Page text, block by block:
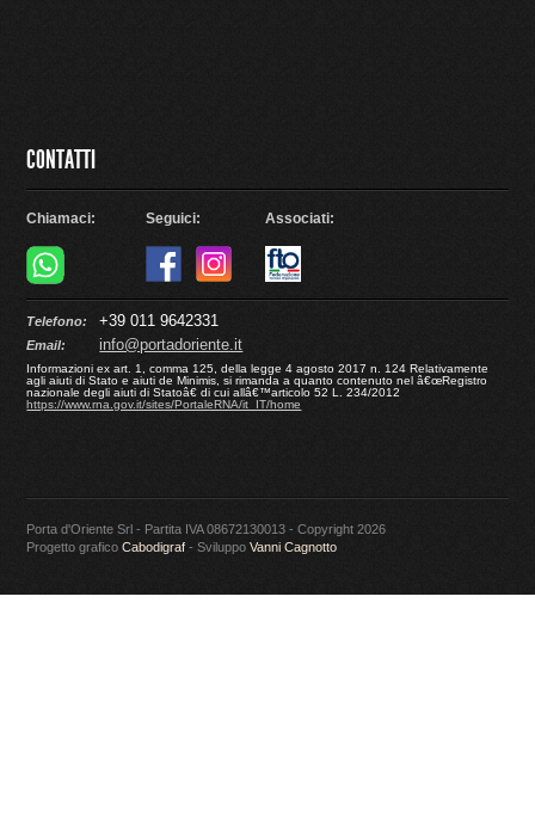
CONTATTI
Chiamaci: Seguici: Associati:
Telefono: +39 011 9642331
Email: info@portadoriente.it
Informazioni ex art. 1, comma 125, della legge 4 agosto 2017 n. 124 Relativamente
agli aiuti di Stato e aiuti de Minimis, si rimanda a quanto contenuto nel â€œRegistro
nazionale degli aiuti di Statoâ€ di cui allâ€™articolo 52 L. 234/2012
https://www.rna.gov.it/sites/PortaleRNA/it_IT/home
Porta d'Oriente Srl - Partita IVA 08672130013 - Copyright 2026
Progetto graficoCabodigraf - SviluppoVanni Cagnotto